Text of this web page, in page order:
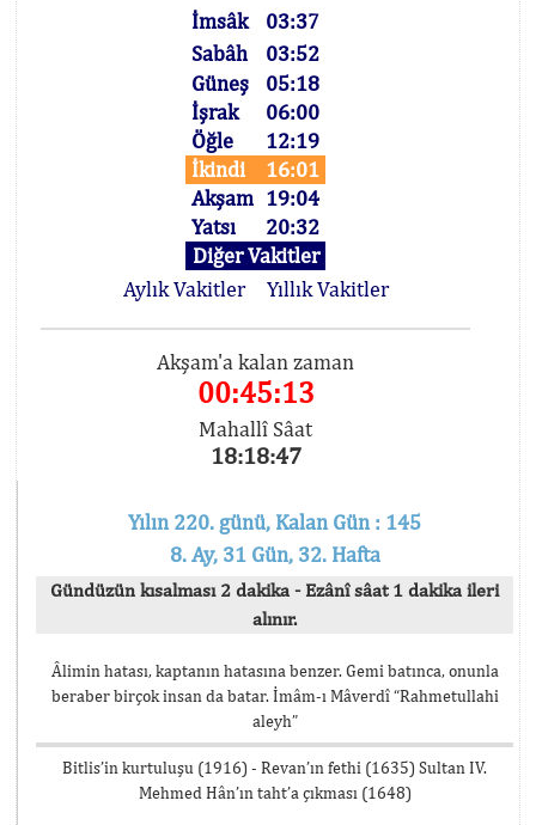
İmsâk
03:37
Sabâh
03:52
Güneş
05:18
İşrak
06:00
Öğle
12:19
İkindi
16:01
Akşam 19:04
Yatsı
20:32
Diğer Vakitler
Aylık Vakitler
Yıllık Vakitler
Akşam'a kalan zaman
00:45:12
Mahallî Sâat
18:18:48
Yılın 220. günü, Kalan Gün : 145
8. Ay, 31 Gün, 32. Hafta
Gündüzün kısalması 2 dakika - Ezânî sâat 1 dakika ileri
alınır.
Âlimin hatası, kaptanın hatasına benzer. Gemi batınca, onunla
beraber birçok insan da batar. İmâm-ı Mâverdî “Rahmetullahi
aleyh”
Bitlis’in kurtuluşu (1916) - Revan’ın fethi (1635) Sultan IV.
Mehmed Hân’ın taht’a çıkması (1648)